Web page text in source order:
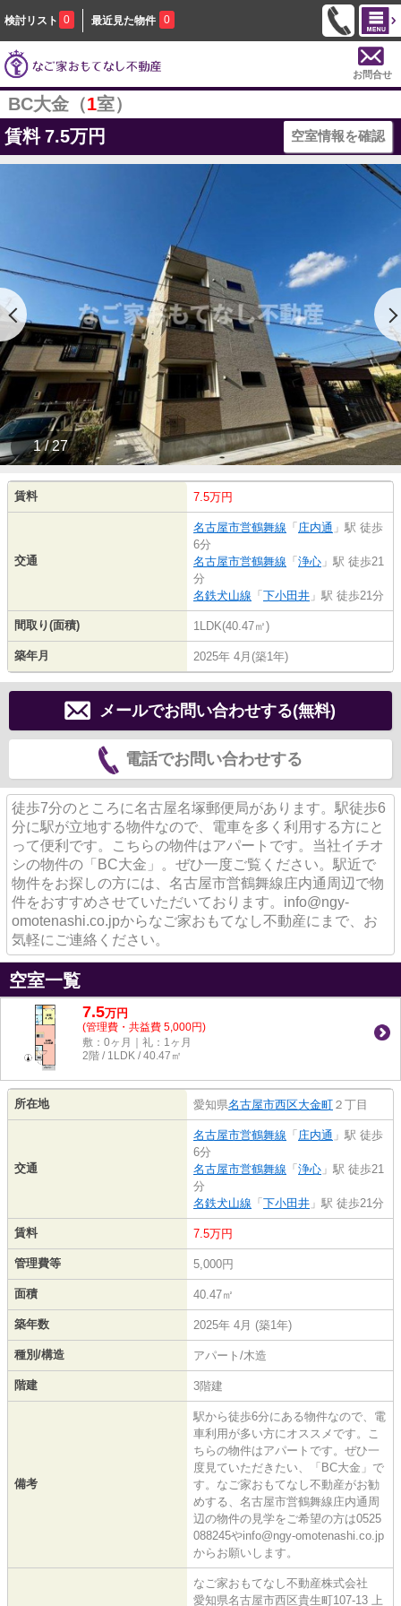
検討リスト 0 最近見た物件 0
お問合せ
BC大金（1室）
賃料 7.5万円 空室情報を確認
1 / 27
賃料 7.5万円
交通
名古屋市営鶴舞線 「 庄内通 」駅 徒歩
6分
名古屋市営鶴舞線 「 浄心 」駅 徒歩21
分
名鉄犬山線 「 下小田井 」駅 徒歩21分
間取り(面積) 1LDK(40.47㎡)
築年月 2025年 4月(築1年)
メールでお問い合わせする(無料)
電話でお問い合わせする
徒歩7分のところに名古屋名塚郵便局があります。駅徒歩6
分に駅が立地する物件なので、電車を多く利用する方にと
って便利です。こちらの物件はアパートです。当社イチオ
シの物件の「BC大金」。ぜひ一度ご覧ください。駅近で
物件をお探しの方には、名古屋市営鶴舞線庄内通周辺で物
件をおすすめさせていただいております。info@ngy-
omotenashi.co.jpからなご家おもてなし不動産にまで、お
気軽にご連絡ください。
空室一覧
7.5万円
(管理費・共益費 5,000円)
敷：0ヶ月｜礼：1ヶ月
2階 / 1LDK / 40.47㎡
所在地 愛知県名古屋市西区大金町 ２丁目
交通
名古屋市営鶴舞線 「 庄内通 」駅 徒歩
6分
名古屋市営鶴舞線 「 浄心 」駅 徒歩21
分
名鉄犬山線 「 下小田井 」駅 徒歩21分
賃料 7.5万円
管理費等 5,000円
面積 40.47㎡
築年数 2025年 4月 (築1年)
種別/構造 アパート/木造
階建 3階建
備考
駅から徒歩6分にある物件なので、電
車利用が多い方にオススメです。こ
ちらの物件はアパートです。ぜひ一
度見ていただきたい、「BC大金」で
す。なご家おもてなし不動産がお勧
めする、名古屋市営鶴舞線庄内通周
辺の物件の見学をご希望の方は0525
088245やinfo@ngy-omotenashi.co.jp
からお願いします。
なご家おもてなし不動産株式会社
愛知県名古屋市西区貴生町107-13 上